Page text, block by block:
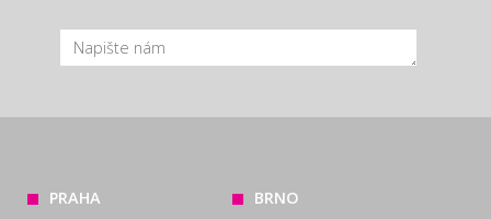
PRAHA
BRNO